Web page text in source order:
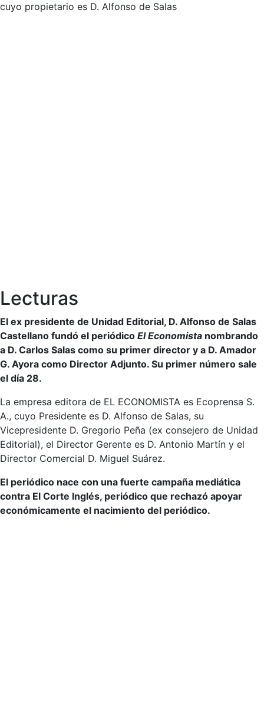
cuyo propietario es D. Alfonso de Salas
Lecturas
El ex presidente de Unidad Editorial, D. Alfonso de Salas
Castellano fundó el periódico El Economista nombrando
a D. Carlos Salas como su primer director y a D. Amador
G. Ayora como Director Adjunto. Su primer número sale
el día 28.
La empresa editora de EL ECONOMISTA es Ecoprensa S.
A., cuyo Presidente es D. Alfonso de Salas, su
Vicepresidente D. Gregorio Peña (ex consejero de Unidad
Editorial), el Director Gerente es D. Antonio Martín y el
Director Comercial D. Miguel Suárez.
El periódico nace con una fuerte campaña mediática
contra El Corte Inglés, periódico que rechazó apoyar
económicamente el nacimiento del periódico.